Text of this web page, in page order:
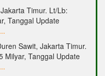
Timur. Lt/Lb:
Tanggal Update
Sawit, Jakarta Timur.
Milyar, Tanggal Update